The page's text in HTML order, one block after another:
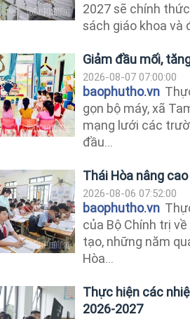
2027 sẽ chính
sách giáo khoa và
Giảm đầu mối,
2026-08-07 07:00:00
baophutho.vn
gọn bộ máy, xã
mạng lưới các
đầu...
Thái Hòa nâng
2026-08-06 07:52:00
baophutho.vn
của Bộ Chính trị
tạo, những năm
Hòa...
Thực hiện các
2026-2027